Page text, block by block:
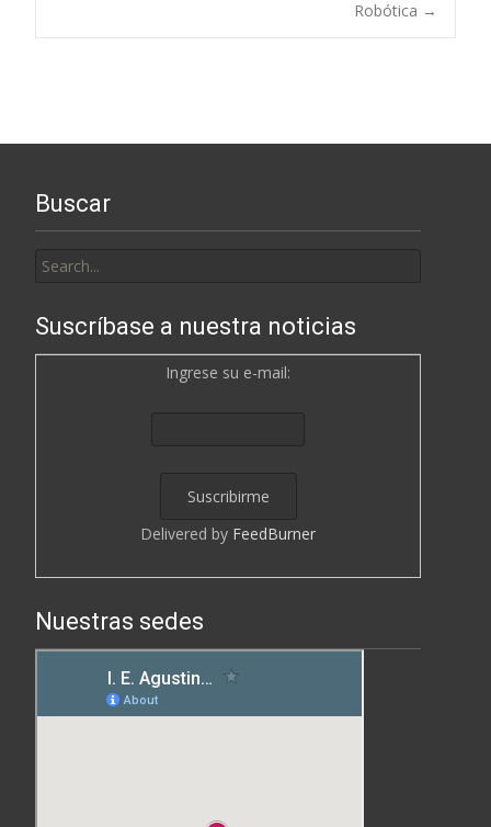
Robótica →
Buscar
for:
Suscríbase a nuestra noticias
Ingrese su e-mail:
Delivered by FeedBurner
Nuestras sedes